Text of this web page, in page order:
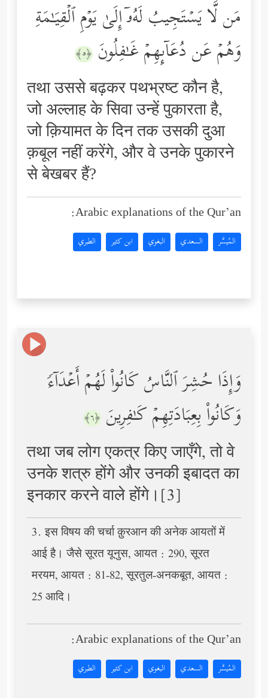
مَن لَّا یَسۡتَجِیبُ لَهُۥۤ إِلَىٰ یَوۡمِ ٱلۡقِیَـٰمَةِ
وَهُمۡ عَن دُعَاۤىِٕهِمۡ غَـٰفِلُونَ ﴿٥﴾
तथा उससे बढ़कर पथभ्रष्ट कौन है,
जो अल्लाह के सिवा उन्हें पुकारता है,
जो क़ियामत के दिन तक उसकी दुआ
क़बूल नहीं करेंगे, और वे उनके पुकारने
से बेखबर हैं?
Arabic explanations of the Qur’an:
المُيسَّر السعدي البغوي ابن كثير الطبري
وَإِذَا حُشِرَ ٱلنَّاسُ كَانُواْ لَهُمۡ أَعۡدَاۤءࣰ
وَكَانُواْ بِعِبَادَتِهِمۡ كَـٰفِرِینَ ﴿٦﴾
तथा जब लोग एकत्र किए जाएँगे, तो वे
उनके शत्रु होंगे और उनकी इबादत का
इनकार करने वाले होंगे।[3]
3. इस विषय की चर्चा क़ुरआन की अनेक आयतों में
आई है। जैसे सूरत यूनुस, आयत : 290, सूरत
मरयम, आयत : 81-82, सूरतुल-अनकबूत, आयत :
25 आदि।
Arabic explanations of the Qur’an:
المُيسَّر السعدي البغوي ابن كثير الطبري